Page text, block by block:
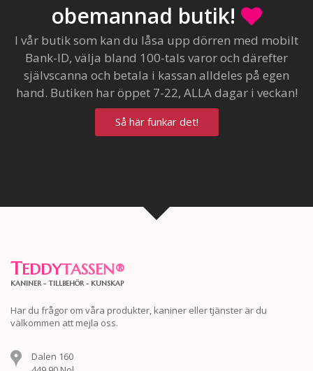
obemannad butik!
I vår butik som kan du låsa upp dörren med mobilt
Bank-ID, välja bland 100-tals varor och därefter
självscanna och betala i kassan alldeles på egen
hand. Butiken har öppet 7-22, ALLA dagar i veckan!
Så här funkar det!
TEDDYTASSEN®
KANINER - TILLBEHÖR - KUNSKAP
Har du frågor om våra produkter, kaniner eller tjänster är du
välkommen att mejla oss.
Dalen 160